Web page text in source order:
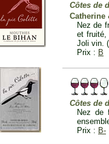
Côtes de
Catherine
Nez de
et fruité,
Joli vin.
Prix : B
Côtes de
Nez de
Prix : B-